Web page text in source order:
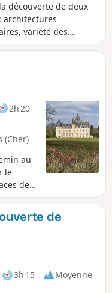
découverte de deux
architectures
variété des
Hôpital Pierre
de vue sur la Loire
2h 20
(Cher)
au
le
de
Ce
à
Le
de
3h 15
Moyenne